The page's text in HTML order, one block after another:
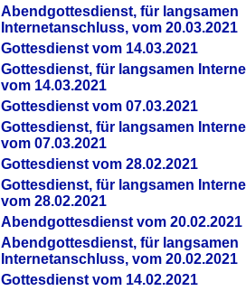
Abendgottesdienst, für langsamen
Internetanschluss, vom 20.03.2021
Gottesdienst vom 14.03.2021
Gottesdienst, für langsamen
vom 14.03.2021
Gottesdienst vom 07.03.2021
Gottesdienst, für langsamen
vom 07.03.2021
Gottesdienst vom 28.02.2021
Gottesdienst, für langsamen
vom 28.02.2021
Abendgottesdienst vom 20.02.2021
Abendgottesdienst, für langsamen
Internetanschluss, vom 20.02.2021
Gottesdienst vom 14.02.2021